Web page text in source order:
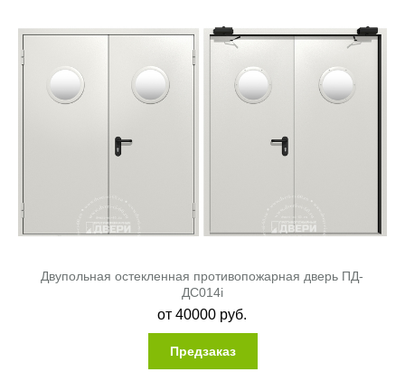
Двупольная остекленная противопожарная дверь ПД-
ДC014i
от40000 руб.
Предзаказ